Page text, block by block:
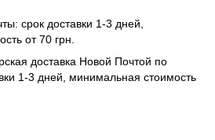
срок доставки 1-3 дней,
от 70 грн.
доставка Новой Почтой по
1-3 дней, минимальная стоимость